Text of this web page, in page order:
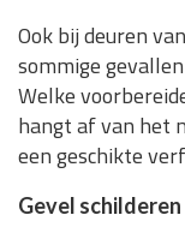
Ook bij deuren
sommige
Welke
hangt af van het
een geschikte
Gevel schilderen